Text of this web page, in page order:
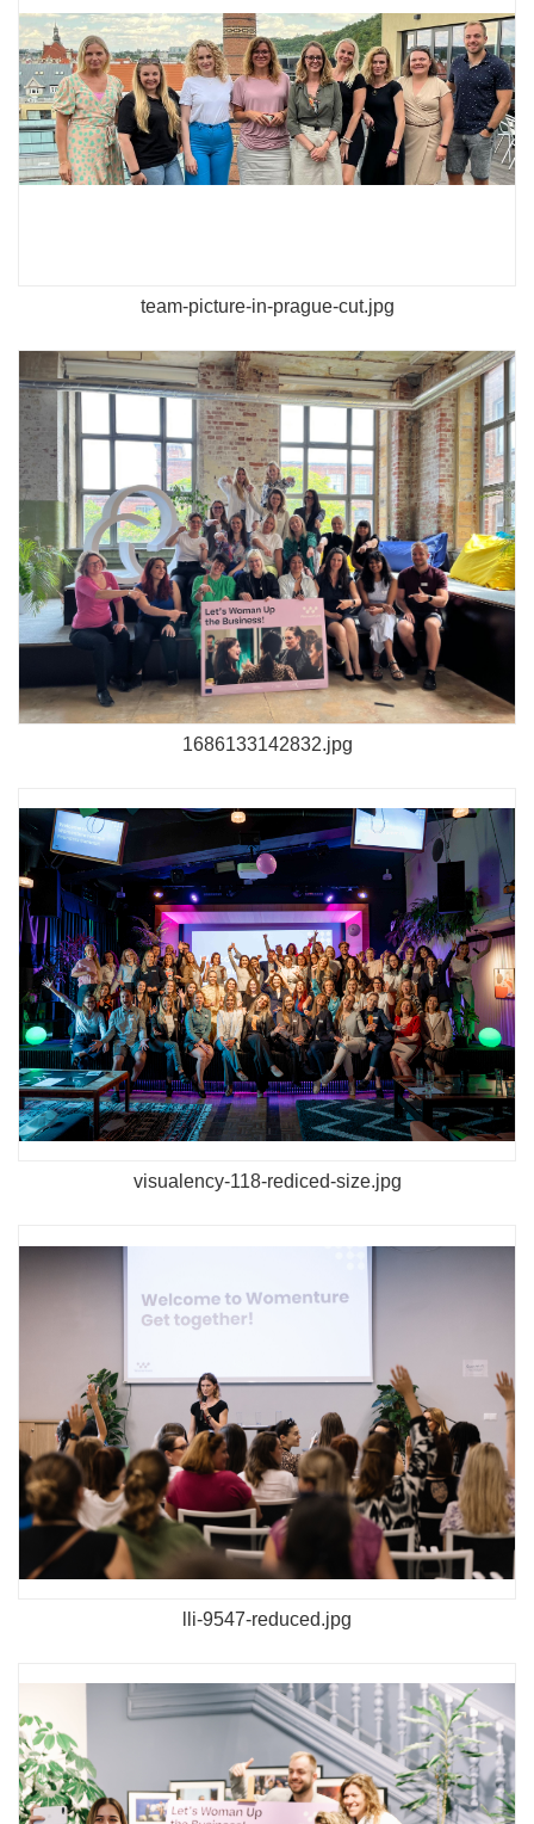
team-picture-in-prague-cut.jpg
1686133142832.jpg
visualency-118-rediced-size.jpg
lli-9547-reduced.jpg